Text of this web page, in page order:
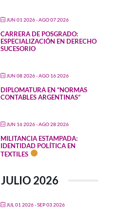
JUN 01 2026- AGO 07 2026
CARRERA DE POSGRADO:
ESPECIALIZACIÓN EN DERECHO
SUCESORIO
JUN 08 2026- AGO 16 2026
DIPLOMATURA EN “NORMAS
CONTABLES ARGENTINAS”
JUN 16 2026- AGO 28 2026
MILITANCIA ESTAMPADA:
IDENTIDAD POLÍTICA EN
TEXTILES
JULIO 2026
JUL 01 2026- SEP 03 2026